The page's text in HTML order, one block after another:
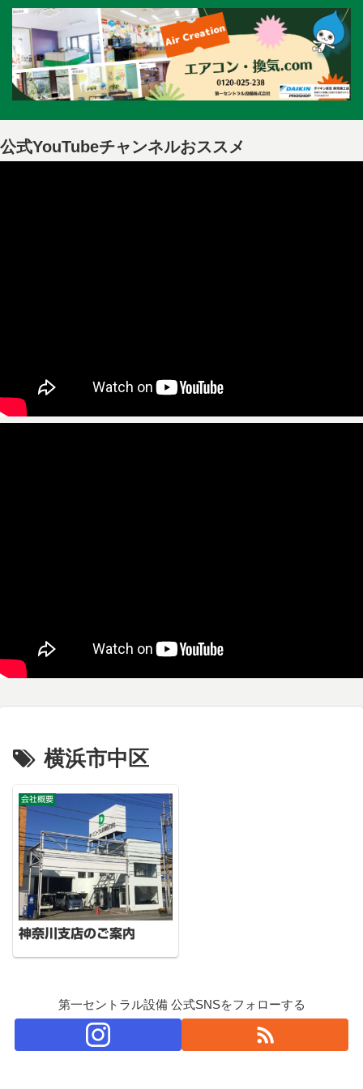
公式YouTubeチャンネルおススメ
横浜市中区
会社概要
神奈川支店のご案内
第一セントラル設備 公式SNSをフォローする